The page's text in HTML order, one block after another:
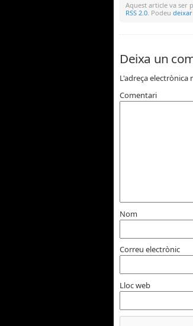
Aquest article va ser
RSS 2.0. Podeu
Deixa un
L'adreça electrònica
Comentari
Nom
Correu electrònic
Lloc web